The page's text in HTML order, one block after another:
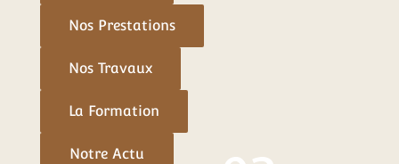
Nos Prestations
Nos Travaux
La Formation
Notre Actu